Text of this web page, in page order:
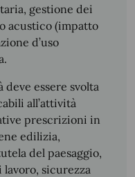
gestione dei
acustico (impatto
d’uso
deve essere svolta
all’attività
prescrizioni in
edilizia,
del paesaggio,
sicurezza